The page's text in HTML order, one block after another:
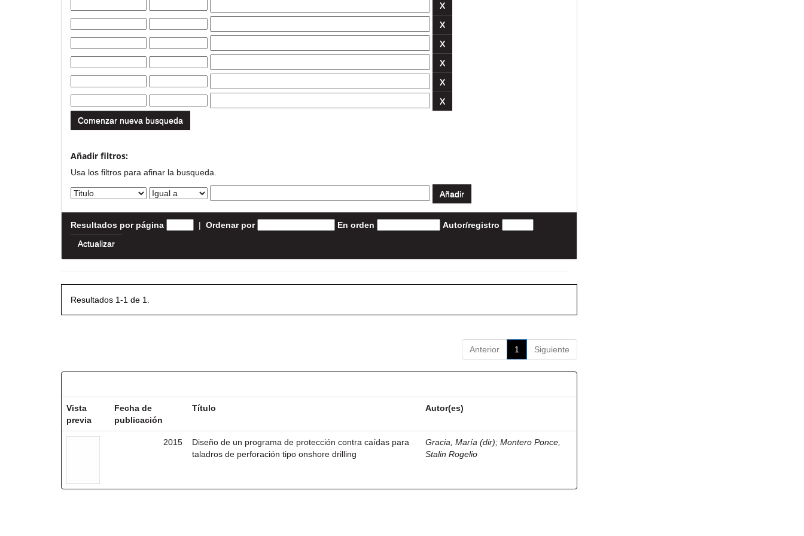
Comenzar nueva busqueda
Añadir filtros:
Usa los filtros para afinar la busqueda.
Resultados por página | Ordenar por En orden Autor/registro
Resultados 1-1 de 1.
Anterior 1 Siguiente
Vista
previa
Fecha de
publicación
Título Autor(es)
2015
Diseño de un programa de protección contra caídas para
taladros de perforación tipo onshore drilling
Gracia, María (dir);Montero Ponce,
Stalin Rogelio